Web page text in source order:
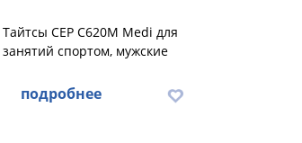
Тайтсы CEP C620M Medi для
занятий спортом, мужские
подробнее